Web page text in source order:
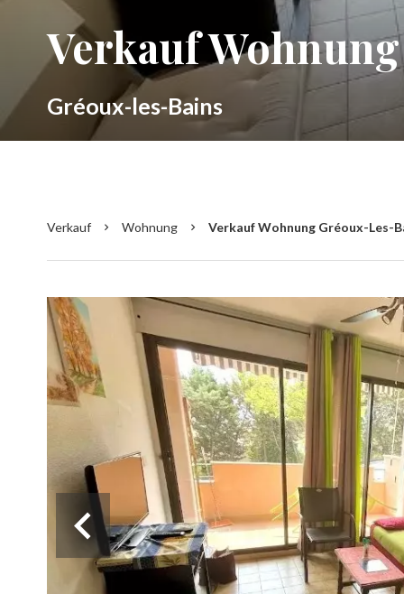
Verkauf
Gréoux-les-Bains
Verkauf Wohnung Verkauf Wohnung Gréoux-Les-